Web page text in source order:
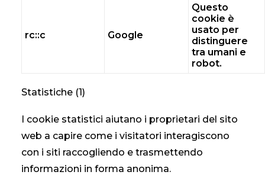
rc::c Google
Questo
cookie è
usato per
distinguere
tra umani e
robot.
Statistiche (1)
I cookie statistici aiutano i proprietari del sito
web a capire come i visitatori interagiscono
con i siti raccogliendo e trasmettendo
informazioni in forma anonima.